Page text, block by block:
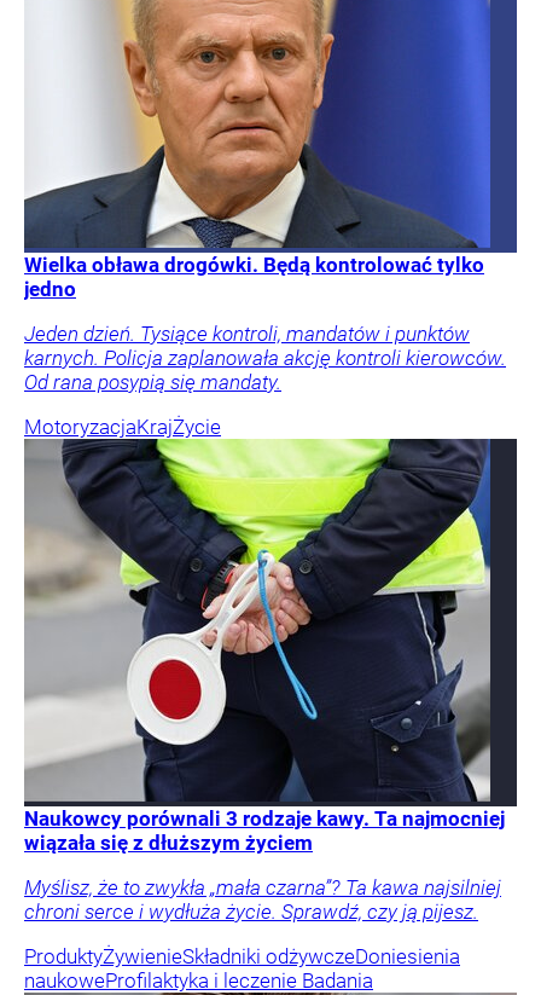
Wielka obława drogówki. Będą kontrolować tylko
jedno
Jeden dzień. Tysiące kontroli, mandatów i punktów
karnych. Policja zaplanowała akcję kontroli kierowców.
Od rana posypią się mandaty.
MotoryzacjaKrajŻycie
Naukowcy porównali 3 rodzaje kawy. Ta najmocniej
wiązała się z dłuższym życiem
Myślisz, że to zwykła „mała czarna”? Ta kawa najsilniej
chroni serce i wydłuża życie. Sprawdź, czy ją pijesz.
ProduktyŻywienieSkładniki odżywczeDoniesienia
naukoweProfilaktyka i leczenie Badania